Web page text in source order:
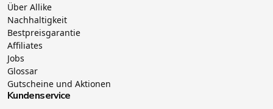
Über Allike
Nachhaltigkeit
Bestpreisgarantie
Affiliates
Jobs
Glossar
Gutscheine und Aktionen
Kundenservice